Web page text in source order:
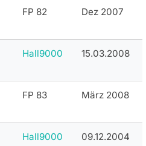
FP 82 Dez 2007
Hall9000 15.03.2008
FP 83 März 2008
Hall9000 09.12.2004